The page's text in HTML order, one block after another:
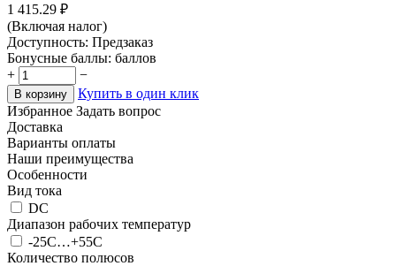
1 415.29 ₽
(Включая налог)
Доступность: Предзаказ
Бонусные баллы: баллов
+
−
В корзину
Купить в один клик
Избранное Задать вопрос
Доставка
Варианты оплаты
Наши преимущества
Особенности
Вид тока
DC
Диапазон рабочих температур
-25C…+55C
Количество полюсов